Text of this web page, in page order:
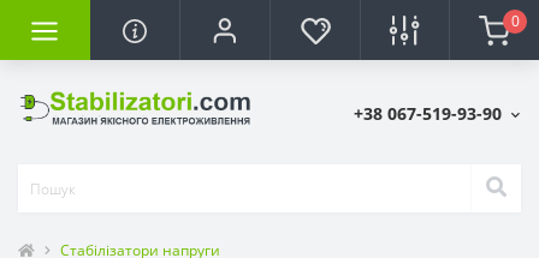
0
+38 067-519-93-90
Стабілізатори напруги